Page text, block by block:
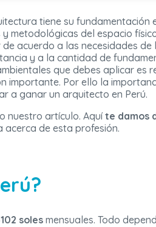
tiene su fundamentación
metodológicas del espacio
acuerdo a las necesidades de
y a la cantidad de
que debes aplicar es
importante. Por ello la
a ganar un arquitecto en Perú.
nuestro artículo. Aquíte damos
de esta profesión.
solesmensuales. Todo